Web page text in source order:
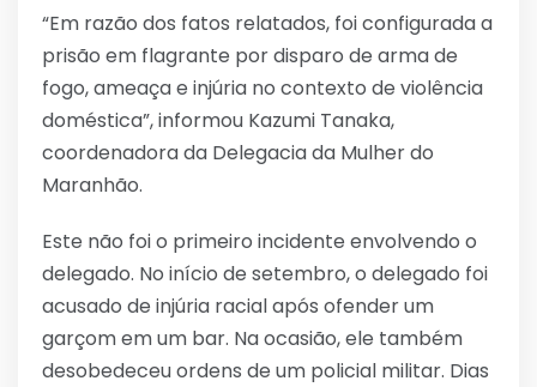
“Em razão dos fatos relatados, foi configurada a
prisão em flagrante por disparo de arma de
fogo, ameaça e injúria no contexto de violência
doméstica”, informou Kazumi Tanaka,
coordenadora da Delegacia da Mulher do
Maranhão.
Este não foi o primeiro incidente envolvendo o
delegado. No início de setembro, o delegado foi
acusado de injúria racial após ofender um
garçom em um bar. Na ocasião, ele também
desobedeceu ordens de um policial militar. Dias